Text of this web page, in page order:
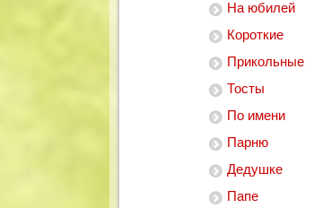
На юбилей
Короткие
Прикольные
Тосты
По имени
Парню
Дедушке
Папе